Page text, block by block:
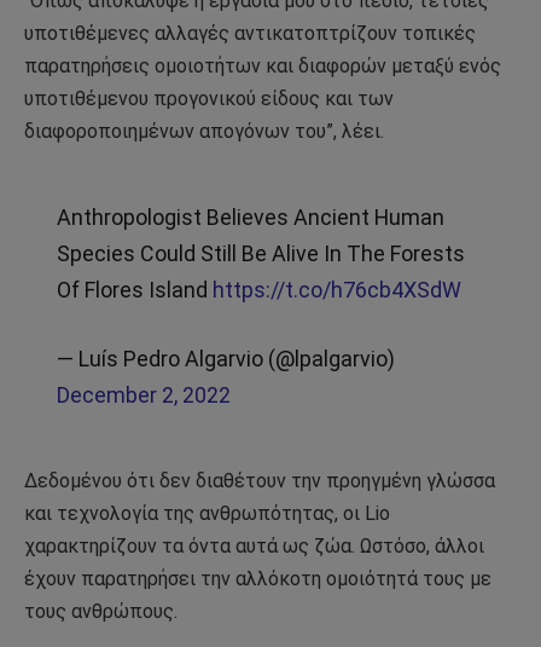
υποτιθέμενες αλλαγές αντικατοπτρίζουν τοπικές
παρατηρήσεις ομοιοτήτων και διαφορών μεταξύ ενός
υποτιθέμενου προγονικού είδους και των
διαφοροποιημένων απογόνων του”, λέει.
Anthropologist Believes Ancient Human
Species Could Still Be Alive In The Forests
Of Flores Island https://t.co/h76cb4XSdW
— Luís Pedro Algarvio (@lpalgarvio)
December 2, 2022
Δεδομένου ότι δεν διαθέτουν την προηγμένη γλώσσα
και τεχνολογία της ανθρωπότητας, οι Lio
χαρακτηρίζουν τα όντα αυτά ως ζώα. Ωστόσο, άλλοι
έχουν παρατηρήσει την αλλόκοτη ομοιότητά τους με
τους ανθρώπους.